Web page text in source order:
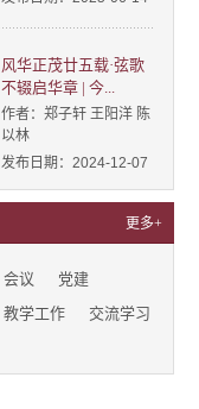
风华正茂廿五载·弦歌
不辍启华章 | 今...
作者：郑子轩 王阳洋 陈
以林
发布日期：2024-12-07
更多+
会议
党建
教学工作
交流学习